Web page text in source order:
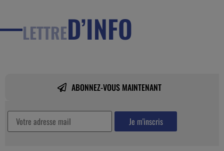
LETTRED’INFO
ABONNEZ-VOUS MAINTENANT